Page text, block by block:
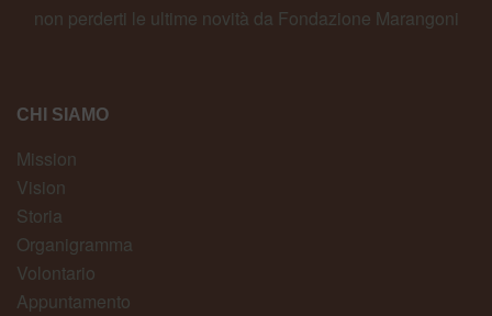
CHI SIAMO
Mission
Vision
Storia
Organigramma
Volontario
Appuntamento
non perderti le ultime novità da Fondazione Marangoni